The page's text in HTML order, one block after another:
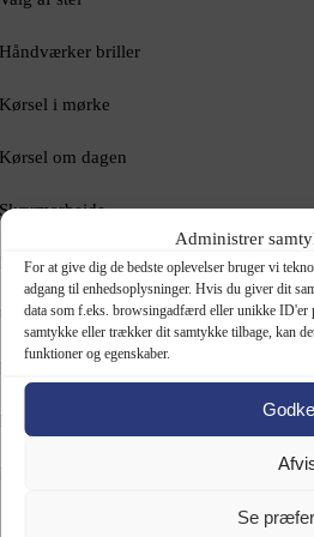
Administrer
For at give dig de bedste oplevelser bruger vi
adgang til enhedsoplysninger. Hvis du giver dit
data som f.eks. browsingadfærd eller unikke ID'er
samtykke eller trækker dit samtykke tilbage, kan
funktioner og egenskaber.
Se
Håndværker briller
Kørsel i mørke
Kørsel om dagen
Skærmarbejde
Indendørs arbejde
Udendørs arbejde